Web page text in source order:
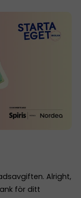
Alright,
för ditt